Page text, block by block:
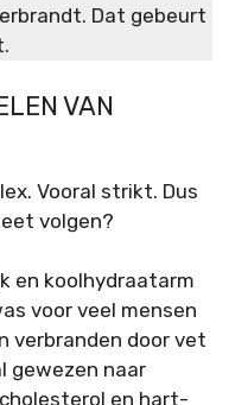
Dat gebeurt
VAN
Vooral strikt. Dus
volgen?
en koolhydraatarm
voor veel mensen
verbranden door vet
gewezen naar
en hart-